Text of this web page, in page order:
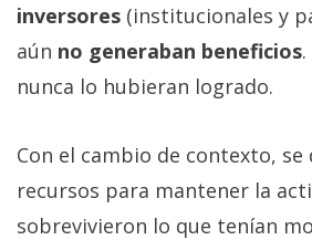
inversores (institucionales y
aún no generaban beneficios
nunca lo hubieran logrado.
Con el cambio de contexto, se
recursos para mantener la
sobrevivieron lo que tenían